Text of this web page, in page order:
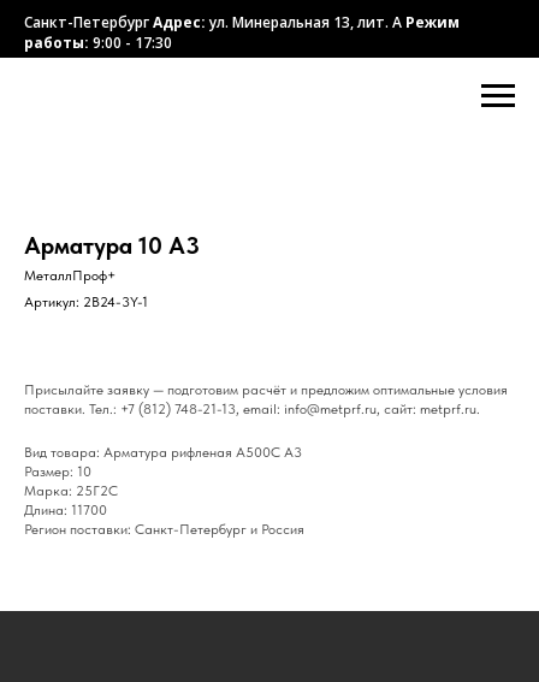
Санкт-ПетербургАдрес:ул. Минеральная 13, лит. А Режим
работы: 9:00 - 17:30
Арматура 10 А3
МеталлПроф+
Артикул: 2B24-3Y-1
Присылайте заявку — подготовим расчёт и предложим оптимальные условия
поставки. Тел.: +7 (812) 748-21-13, email: info@metprf.ru, сайт: metprf.ru.
Вид товара: Арматура рифленая А500С А3
Размер: 10
Марка: 25Г2С
Длина: 11700
Регион поставки: Санкт-Петербург и Россия